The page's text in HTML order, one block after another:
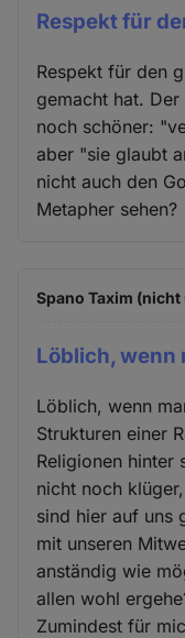
Respekt für
Respekt für den
gemacht hat.
noch schöner:
aber "sie glaubt
nicht auch den
Metapher sehen?
Spano Taxim
Löblich, wenn
Löblich, wenn
Strukturen einer
Religionen hinter
nicht noch
sind hier auf uns
mit unseren
anständig wie
allen wohl
Zumindest für